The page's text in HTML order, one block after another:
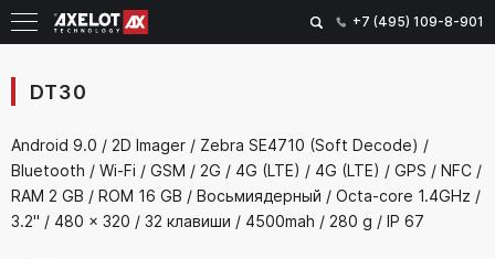
+7 (495) 109-8-901
DT30
Android 9.0 / 2D Imager / Zebra SE4710 (Soft Decode) /
Bluetooth / Wi-Fi / GSM / 2G / 4G (LTE) / 4G (LTE) / GPS / NFC /
RAM 2 GB / ROM 16 GB / Восьмиядерный / Octa-core 1.4GHz /
3.2" / 480 x 320 / 32 клавиши / 4500mah / 280 g / IP 67